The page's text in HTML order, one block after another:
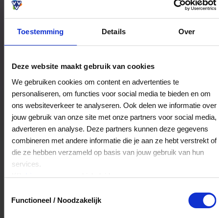
Toestemming Details Over
Deze website maakt gebruik van cookies
We gebruiken cookies om content en advertenties te
personaliseren, om functies voor social media te bieden en om
ons websiteverkeer te analyseren. Ook delen we informatie over
jouw gebruik van onze site met onze partners voor social media,
adverteren en analyse. Deze partners kunnen deze gegevens
combineren met andere informatie die je aan ze hebt verstrekt of
die ze hebben verzameld op basis van jouw gebruik van hun
services.
Klikhiervoor ons cookiebeleid.
Functioneel / Noodzakelijk
Bestedingslocaties
Yantra
Oude Ebbingestraat 61
9712HD Groningen
Veelgestelde Vragen
Het volledige saldo op de VVV cadeaukaart